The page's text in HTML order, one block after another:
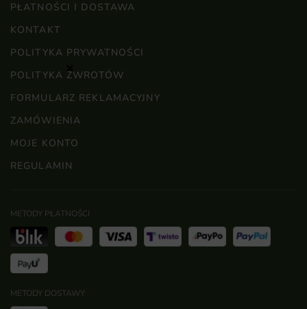
PŁATNOŚCI I DOSTAWA
KONTAKT
POLITYKA PRYWATNOŚCI
POLITYKA ZWROTÓW
FORMULARZ REKLAMACYJNY
ZAMÓWIENIA
MOJE KONTO
REGULAMIN
METODY PŁATNOŚCI
METODY DOSTAWY
×